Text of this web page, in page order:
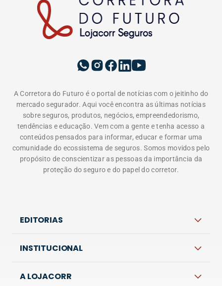
A Corretora do Futuro é o portal de notícias com o jeitinho do
mercado segurador. Aqui você encontra as últimas notícias
sobre seguros, produtos, negócios, empreendedorismo,
tendências e educação. Vem com a gente e tenha acesso a
conteúdos pensados para informar, educar e formar uma
comunidade do ecossistema de seguros. Somos movidos pelo
propósito de conscientizar as pessoas da importância da
proteção do seguro e do papel do corretor.
EDITORIAS
INSTITUCIONAL
A LOJACORR